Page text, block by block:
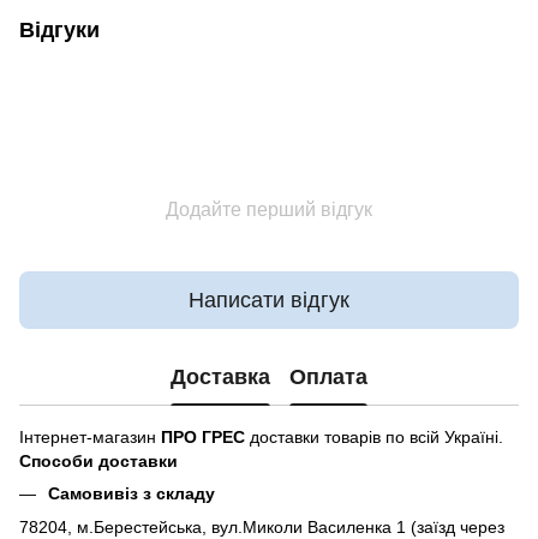
Відгуки
Додайте перший відгук
Написати відгук
Доставка Оплата
Інтернет-магазин ПРО ГРЕС доставки товарів по всій Україні.
Способи доставки
Самовивіз з складу
78204, м.Берестейська, вул.Миколи Василенка 1 (заїзд через